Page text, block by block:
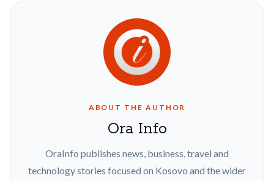
ABOUT THE AUTHOR
Ora Info
OraInfo publishes news, business, travel and
technology stories focused on Kosovo and the wider